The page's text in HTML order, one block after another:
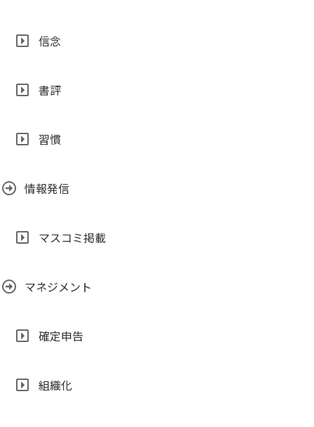
信念
書評
習慣
情報発信
マスコミ掲載
マネジメント
確定申告
組織化